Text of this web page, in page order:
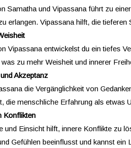
Samatha und Vipassana führt zu
erlangen. Vipassana hilft, die
Vipassana entwickelst du ein tiefes
zu mehr Weisheit und innerer
Akzeptanz
die Vergänglichkeit von
die menschliche Erfahrung als etwas
Konflikten
und Einsicht hilft, innere Konflikte zu
Gefühlen beeinflusst und kannst